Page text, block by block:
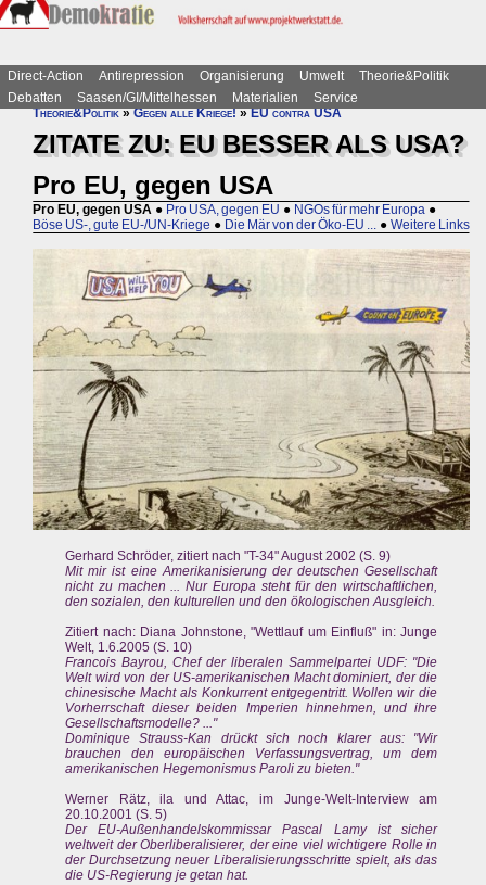
Direct-Action Antirepression Organisierung Umwelt
Theorie&Politik
Debatten
Saasen/GI/Mittelhessen Materialien
Service
Theorie&Politik»Gegen alle Kriege!»EU contra USA
ZITATE ZU: EU BESSER ALS USA?
Pro EU, gegen USA
Pro EU, gegen USA ● Pro USA, gegen EU ● NGOs für mehr Europa ●
Böse US-, gute EU-/UN-Kriege ● Die Mär von der Öko-EU ... ● Weitere Links
Gerhard Schröder, zitiert nach "T-34" August 2002 (S. 9)
Mit mir ist eine Amerikanisierung der deutschen Gesellschaft
nicht zu machen ... Nur Europa steht für den wirtschaftlichen,
den sozialen, den kulturellen und den ökologischen Ausgleich.
Zitiert nach: Diana Johnstone, "Wettlauf um Einfluß" in: Junge
Welt, 1.6.2005 (S. 10)
Francois Bayrou, Chef der liberalen Sammelpartei UDF: "Die
Welt wird von der US-amerikanischen Macht dominiert, der die
chinesische Macht als Konkurrent entgegentritt. Wollen wir die
Vorherrschaft dieser beiden Imperien hinnehmen, und ihre
Gesellschaftsmodelle? ..."
Dominique Strauss-Kan drückt sich noch klarer aus: "Wir
brauchen den europäischen Verfassungsvertrag, um dem
amerikanischen Hegemonismus Paroli zu bieten."
Werner Rätz, ila und Attac, im Junge-Welt-Interview am
20.10.2001 (S. 5)
Der EU-Außenhandelskommissar Pascal Lamy ist sicher
weltweit der Oberliberalisierer, der eine viel wichtigere Rolle in
der Durchsetzung neuer Liberalisierungsschritte spielt, als das
die US-Regierung je getan hat.